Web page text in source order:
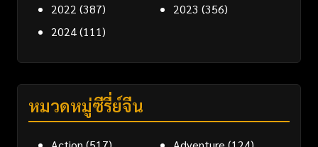
2022 (387) 2023 (356)
2024(111)
หมวดหมู่ซีรี่ย์จีน